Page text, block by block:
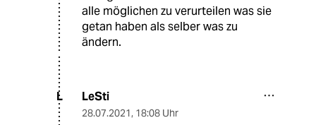
alle möglichen zu verurteilen was sie
getan haben als selber was zu
ändern.
L LeSti
28.07.2021, 18:08 Uhr